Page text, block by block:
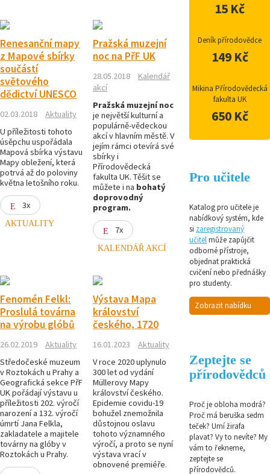
Renesanční mapy
z Mapové sbírky
součástí
světového
dědictví UNESCO
02.03.2018
Aktuality
U příležitosti tohoto
úsěpchu uspořádala
Mapová sbírka výstavu
Mapy obležení, která
potrvá až do poloviny
května letošního roku.
3x
AKTUALITY
Pražská muzejní
noc na PřF UK
28.05.2018
Kalendář
akcí
Pražská muzejní noc
je největší kulturní a
populárně-vědeckou
akcí v hlavním městě. V
jejím rámci otevírá své
sbírky i
Přírodovědecká
fakulta UK. Těšit se
můžete i na bohatý
doprovodný
program.
7x
KALENDÁŘ AKCÍ
Fenomén Felkl:
Proslulá továrna
na výrobu glóbů
26.02.2019
Aktuality
Středočeské muzeum
v Roztokách u Prahy a
Geografická sekce PřF
UK pořádají výstavu u
příležitosti 202. výročí
narození a 132. výročí
úmrtí Jana Felkla,
zakladatele a majitele
továrny na glóby v
Roztokách u Prahy.
Výstava Mapa
království
českého, 1720
16.01.2023
Aktuality
V roce 2020 uplynulo
300 let od vydání
Müllerovy Mapy
království českého.
Epidemie covidu-19
bohužel znemožnila
důstojnou oslavu
tohoto významného
výročí, a proto se nyní
výstava vrací v
obnovené premiéře.
15 Kč
Deník přírodovědce
149 Kč
Mikina Přírodovědecká
fakulta UK
650 Kč
Pro učitele
Katalog pro učitele je
nabídkový systém, kde
si zaregistrovaný
učitelmůže zapůjčit
odborné přístroje,
objednat praktická
cvičení nebo přednášky
pro studenty.
Zobrazit nabídku
Zeptejte se
přírodovědců
Proč je obloha modrá?
Proč má beruška sedm
teček? Umí žirafa
plavat? Vy to nevíte? My
vám to řekneme,
zeptejte se
přírodovědců.